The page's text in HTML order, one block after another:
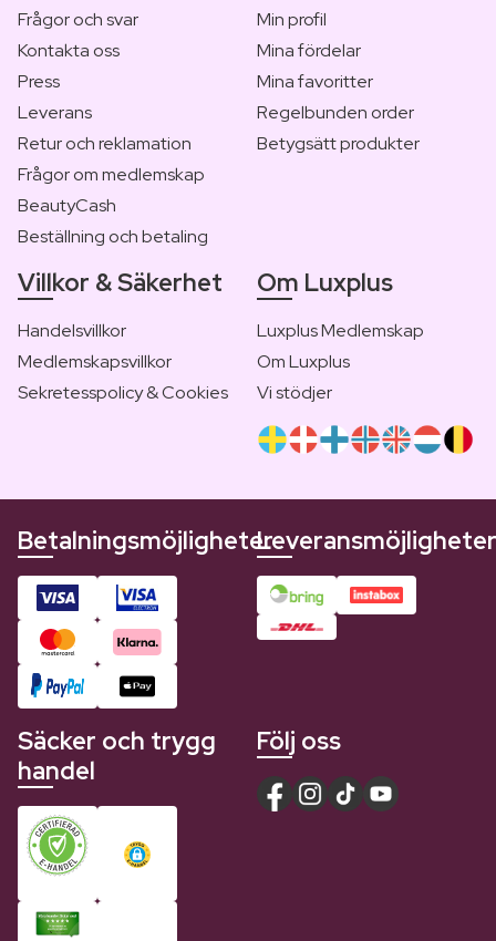
Frågor och svar
Kontakta oss
Press
Leverans
Retur och reklamation
Frågor om medlemskap
BeautyCash
Beställning och betaling
Min profil
Mina fördelar
Mina favoritter
Regelbunden order
Betygsätt produkter
Villkor & Säkerhet
Handelsvillkor
Medlemskapsvillkor
Sekretesspolicy & Cookies
Om Luxplus
Luxplus Medlemskap
Om Luxplus
Vi stödjer
BetalningsmöjligheterLeveransmöjligheter
Säcker och trygg
handel
Följ oss